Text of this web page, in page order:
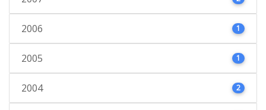
2006 1
2005 1
2004 2